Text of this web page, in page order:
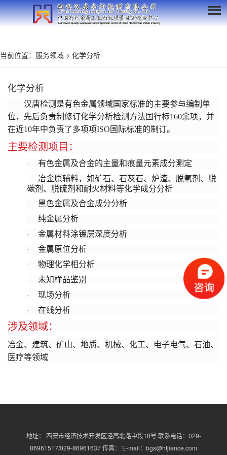
当前位置： 服务领域 > 化学分析
化学分析
汉唐检测是有色金属领域国家标准的主要参与编制单
位，先后负责制修订化学分析检测方法国行标160余项，并
在近10年中负责了多项项ISO国际标准的制订。
主要检测项目：
· 有色金属及合金的主量和痕量元素成分测定
·
冶金原辅料，如矿石、石灰石、炉渣、脱氧剂、脱
碳剂、脱硫剂和耐火材料等化学成分分析
· 黑色金属及合金成分分析
· 纯金属分析
· 金属材料涂镀层深度分析
· 金属原位分析
· 物理化学相分析
· 未知样品鉴别
· 现场分析
· 在线分析
涉及领域：
冶金、建筑、矿山、地质、机械、化工、电子电气、石油、
医疗等领域
地址： 西安市经济技术开发区泾高北路中段18号 联系电话：029-
86961517/029-86961637 传真： E-mail：bgs@htjiance.com